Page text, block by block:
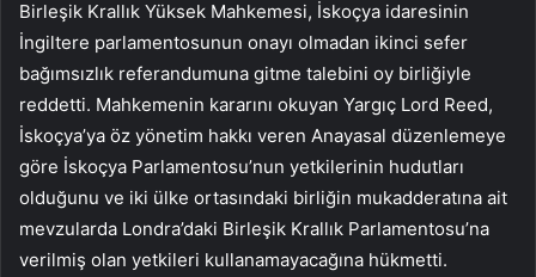
Birleşik Krallık Yüksek Mahkemesi, İskoçya idaresinin
İngiltere parlamentosunun onayı olmadan ikinci sefer
bağımsızlık referandumuna gitme talebini oy birliğiyle
reddetti. Mahkemenin kararını okuyan Yargıç Lord Reed,
İskoçya’ya öz yönetim hakkı veren Anayasal düzenlemeye
göre İskoçya Parlamentosu’nun yetkilerinin hudutları
olduğunu ve iki ülke ortasındaki birliğin mukadderatına ait
mevzularda Londra’daki Birleşik Krallık Parlamentosu’na
verilmiş olan yetkileri kullanamayacağına hükmetti.